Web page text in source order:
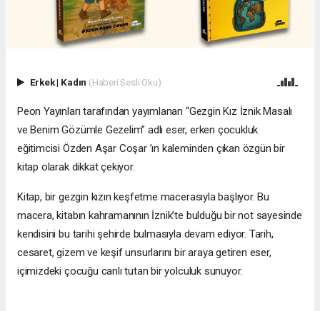
Erkek| Kadın (Haberi Sesli Oku)
Peon Yayınları tarafından yayımlanan “Gezgin Kız İznik Masalı
ve Benim Gözümle Gezelim” adlı eser, erken çocukluk
eğitimcisi Özden Aşar Coşar ’ın kaleminden çıkan özgün bir
kitap olarak dikkat çekiyor.
Kitap, bir gezgin kızın keşfetme macerasıyla başlıyor. Bu
macera, kitabın kahramanının İznik’te bulduğu bir not sayesinde
kendisini bu tarihi şehirde bulmasıyla devam ediyor. Tarih,
cesaret, gizem ve keşif unsurlarını bir araya getiren eser,
içimizdeki çocuğu canlı tutan bir yolculuk sunuyor.